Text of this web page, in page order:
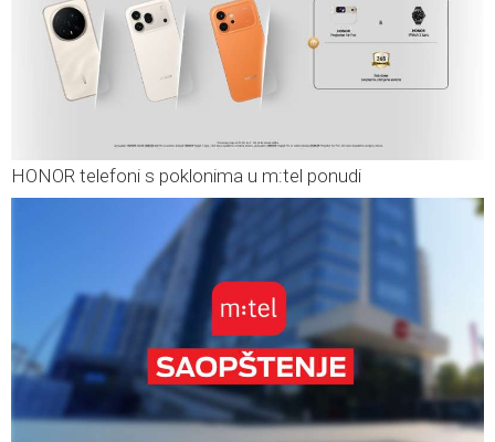
HONOR telefoni s poklonima u m:tel ponudi